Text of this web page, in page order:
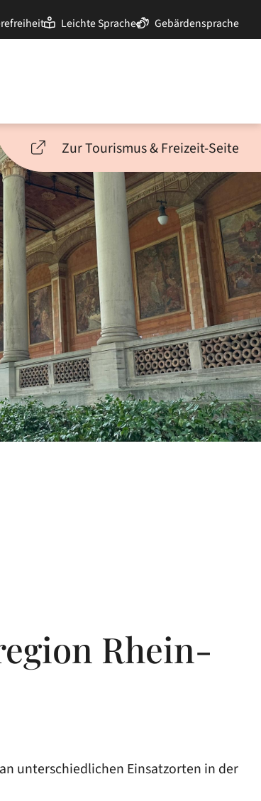
Leichte Sprache Gebärdensprache
Zur Tourismus & Freizeit-Seite
Rhein-
unterschiedlichen Einsatzorten in der